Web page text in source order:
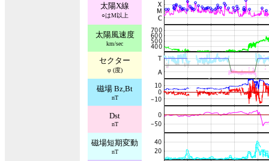
太陽X線
○はM以上
太陽風速度
km/sec
セクター
φ (度)
磁場 Bz,Bt
nT
Dst
nT
磁場短期変動
nT